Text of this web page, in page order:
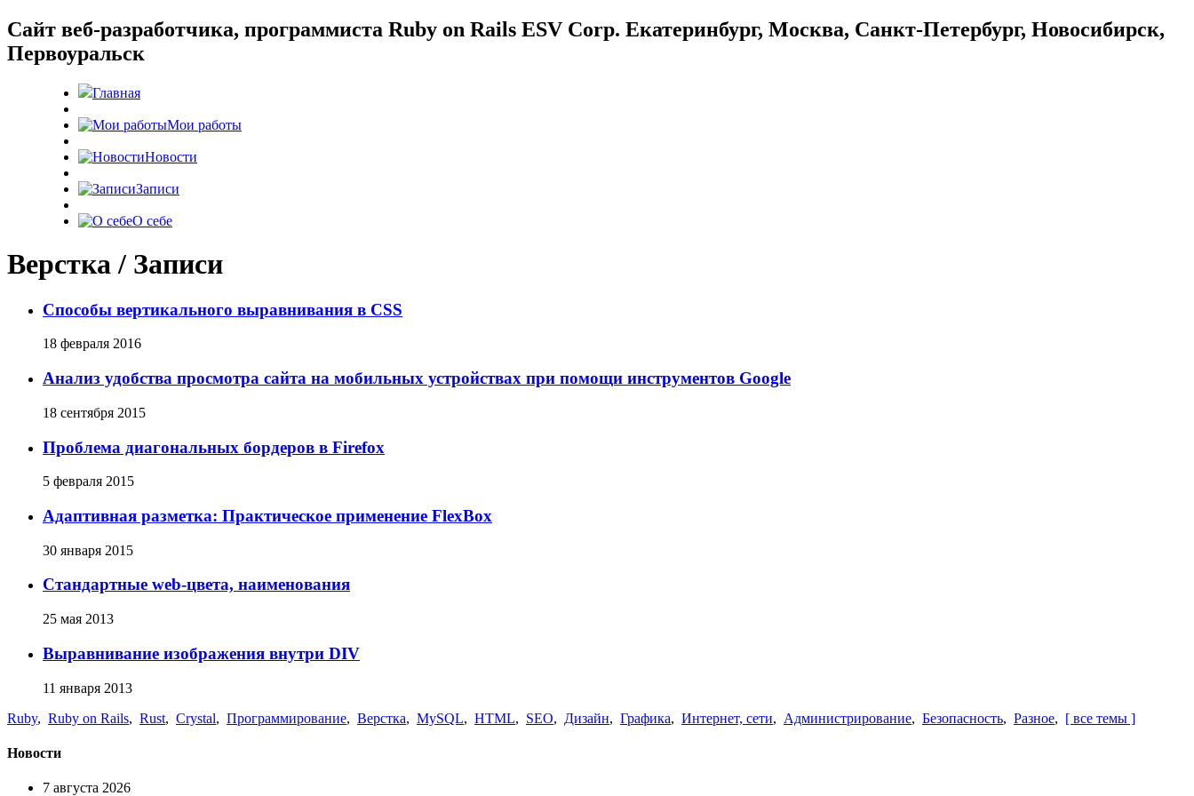
Cайт веб-разработчика, программиста Ruby on Rails ESV Corp. Екатеринбург, Москва, Санкт-Петербург, Новосибирск,
Первоуральск
Главная
Мои работы
Новости
Записи
О себе
Верстка / Записи
Способы вертикального выравнивания в CSS
18 февраля 2016
Анализ удобства просмотра сайта на мобильных устройствах при помощи инструментов Google
18 сентября 2015
Проблема диагональных бордеров в Firefox
5 февраля 2015
Адаптивная разметка: Практическое применение FlexBox
30 января 2015
Стандартные web-цвета, наименования
25 мая 2013
Выравнивание изображения внутри DIV
11 января 2013
Ruby, Ruby on Rails, Rust, Crystal, Программирование, Верстка, MySQL, HTML, SEO, Дизайн, Графика, Интернет, сети, Администрирование, Безопасность, Разное, [ все темы ]
Новости
7 августа 2026